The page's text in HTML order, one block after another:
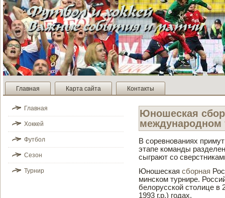
Главная Карта сайта Контакты
Главная
Хоккей
Футбол
Сезон
Турнир
Юношеская
международном
В соревнованиях
этапе команды
сыграют со
Юношеская сборная
минском турнире.
белорусской столице в
1993 г.р.) годах.